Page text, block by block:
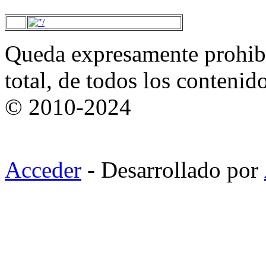
Queda expresamente
total, de todos los
© 2010-2024
Acceder - Desarrollado por